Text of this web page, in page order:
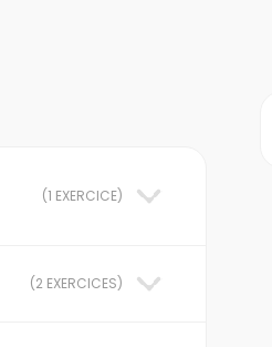
(1 EXERCICE)
(2 EXERCICES)